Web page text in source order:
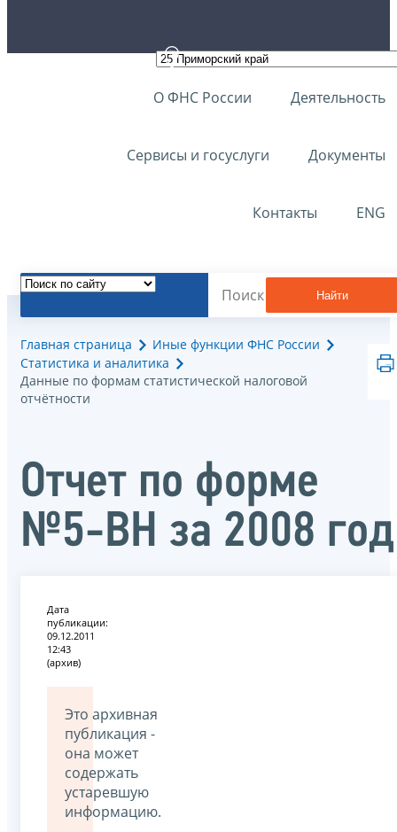
О ФНС России Деятельность
Сервисы и госуслуги Документы
Контакты ENG
Найти
Главная страница
Иные функции ФНС России
Статистика и аналитика
Данные по формам статистической налоговой
отчётности
Oтчет по форме
№5-ВН за 2008 год
Дата
публикации:
09.12.2011
12:43
(архив)
Это архивная
публикация -
она может
содержать
устаревшую
информацию.